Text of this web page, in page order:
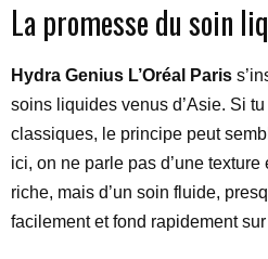
La promesse du soin
Hydra Genius L’Oréal Paris
soins liquides venus d’Asie. Si
classiques, le principe peut
ici, on ne parle pas d’une texture
riche, mais d’un soin fluide,
facilement et fond rapidement